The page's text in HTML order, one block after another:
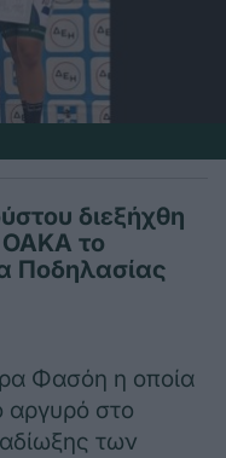
διεξήχθη
ΟΑΚΑ το
Ποδηλασίας
Φασόη η οποία
αργυρό στο
των